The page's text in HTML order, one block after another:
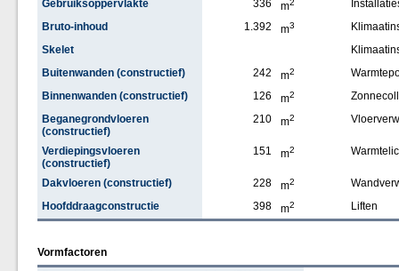
Gebruiksoppervlakte
336 m2
Bruto-inhoud
1.392 m3
Skelet
Buitenwanden (constructief)
242 m2
Binnenwanden (constructief)
126 m2
Beganegrondvloeren
(constructief)
210 m2
Verdiepingsvloeren
(constructief)
151 m2
Dakvloeren (constructief) 228 m2
Hoofddraagconstructie
398 m2 Liften
Vormfactoren